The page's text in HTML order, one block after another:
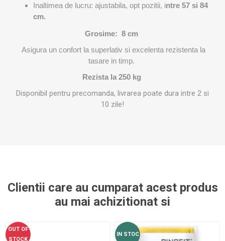
Inaltimea de lucru: ajustabila, opt pozitii, intre 57 si 84
cm.
Grosime: 8 cm
Asigura un confort la superlativ si excelenta rezistenta la
tasare in timp.
Rezista la 250 kg
Disponibil pentru precomanda, livrarea poate dura intre 2 si
10 zile!
Clientii care au cumparat acest produs
au mai achizitionat si
OUT OF
STOCK
IN STOC